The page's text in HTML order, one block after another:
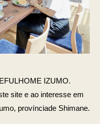
IZUMO.
site e ao interesse em
provínciade Shimane.